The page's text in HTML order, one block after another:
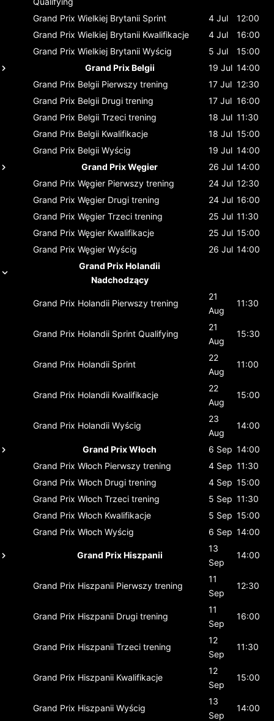
Grand Prix Wielkiej Brytanii Sprint 4 Jul
12:00
Grand Prix Wielkiej Brytanii Kwalifikacje 4 Jul
16:00
Grand Prix Wielkiej Brytanii Wyścig 5 Jul
15:00
Grand Prix Belgii
19 Jul 14:00
Grand Prix Belgii Pierwszy trening 17 Jul 12:30
Grand Prix Belgii Drugi trening 17 Jul 16:00
Grand Prix Belgii Trzeci trening 18 Jul 11:30
Grand Prix Belgii Kwalifikacje 18 Jul 15:00
Grand Prix Belgii Wyścig 19 Jul 14:00
Grand Prix Węgier
26 Jul 14:00
Grand Prix Węgier Pierwszy trening 24 Jul 12:30
Grand Prix Węgier Drugi trening 24 Jul 16:00
Grand Prix Węgier Trzeci trening 25 Jul 11:30
Grand Prix Węgier Kwalifikacje 25 Jul 15:00
Grand Prix Węgier Wyścig 26 Jul 14:00
Grand Prix Holandii
Nadchodzący
Grand Prix Holandii Pierwszy trening
21
Aug
11:30
Grand Prix Holandii Sprint Qualifying
21
Aug
15:30
Grand Prix Holandii Sprint
22
Aug
11:00
Grand Prix Holandii Kwalifikacje
22
Aug
15:00
Grand Prix Holandii Wyścig
23
Aug
14:00
Grand Prix Włoch 6 Sep 14:00
Grand Prix Włoch Pierwszy trening 4 Sep 11:30
Grand Prix Włoch Drugi trening 4 Sep 15:00
Grand Prix Włoch Trzeci trening 5 Sep 11:30
Grand Prix Włoch Kwalifikacje 5 Sep 15:00
Grand Prix Włoch Wyścig 6 Sep 14:00
Grand Prix Hiszpanii
13
Sep
14:00
Grand Prix Hiszpanii Pierwszy trening
11
Sep
12:30
Grand Prix Hiszpanii Drugi trening
11
Sep
16:00
Grand Prix Hiszpanii Trzeci trening
12
Sep
11:30
Grand Prix Hiszpanii Kwalifikacje
12
Sep
15:00
Grand Prix Hiszpanii Wyścig
13
Sep
14:00